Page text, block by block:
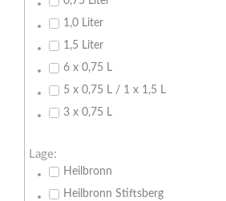
1,0 Liter
1,5 Liter
6 x 0,75 L
5 x 0,75 L / 1 x 1,5 L
3 x 0,75 L
Lage:
Heilbronn
Heilbronn Stiftsberg